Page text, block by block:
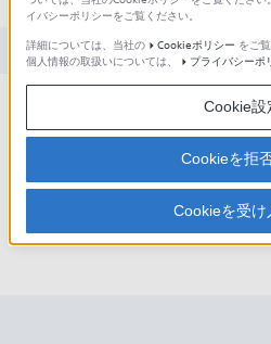
Power Control機能が働いた可能性があ
「Auto」に設定されていると、18分以
と、スタンバイ状態へ移行します。
イバシーポリシーをご覧ください。
詳細については、当社の
Cookieポリシー をご
個人情報の取扱いについては、
プライバシーポ
Cookie設
Cookieを拒
Cookieを受け